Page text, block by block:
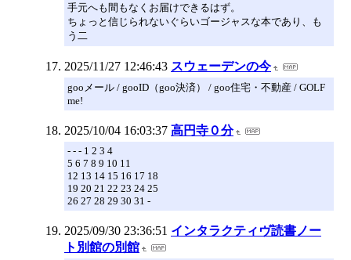
手元へも間もなくお届けできるはず。
ちょっと信じられないぐらいゴージャスな本であり、も
う二
2025/11/27 12:46:43 スウェーデンの今
gooメール / gooID（goo決済） / goo住宅・不動産 / GOLF
me!
2025/10/04 16:03:37 高円寺０分
- - - 1 2 3 4
5 6 7 8 9 10 11
12 13 14 15 16 17 18
19 20 21 22 23 24 25
26 27 28 29 30 31 -
2025/09/30 23:36:51 インタラクティヴ読書ノー
ト別館の別館